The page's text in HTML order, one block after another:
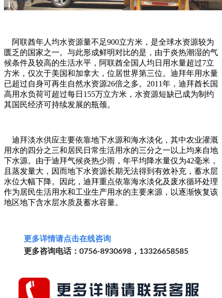
阿联酋年人均水资源量不足900立方米，是全球水资源较为
匮乏的国家之一。与此形成鲜明对比的是，由于炎热潮湿的气
候条件及较高的生活水平，阿联酋全国人均日用水量超过7立
方米，仅次于美国和加拿大，位居世界第三位。迪拜年用水量
已超过自身可再生自然水资源26倍之多。 2011年，迪拜酋长国
高用水负荷可超过每日 155万立方米，水资源短缺已成为制约
其国民经济可持续发展的瓶颈。
迪拜淡水供应主要依靠地下水源和海水淡化，其中农业灌溉
用水的四分之三和居民日常生活用水的三分之一以上均来自地
下水源。由于迪拜气候炎热少雨，年平均降水量仅为42毫米，
且蒸发量大，因而地下水资源长期无法得到有效补充，蓄水层
水位大幅下降。因此，迪拜重点依靠海水淡化及废水循环处理
作为居民生活用水和工业生产用水的主要来源，以逐渐恢复该
地区地下含水层水质及蓄水容量。
更多详情请点击在线咨询
更多咨询电话：0756-8930698，13326658585